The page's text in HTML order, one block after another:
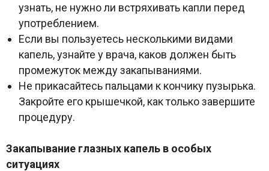
узнать, не нужно ли встряхивать капли перед
употреблением.
Если вы пользуетесь несколькими видами
капель, узнайте у врача, каков должен быть
промежуток между закапываниями.
Не прикасайтесь пальцами к кончику пузырька.
Закройте его крышечкой, как только завершите
процедуру.
Закапывание глазных капель в особых
ситуациях